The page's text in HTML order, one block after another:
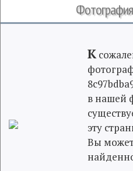
К
в нашей
эту
Вы